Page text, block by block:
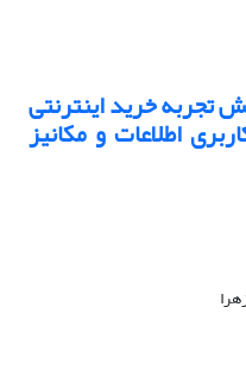
تجربه خرید اینترنتی
اطلاعات و مکانیز